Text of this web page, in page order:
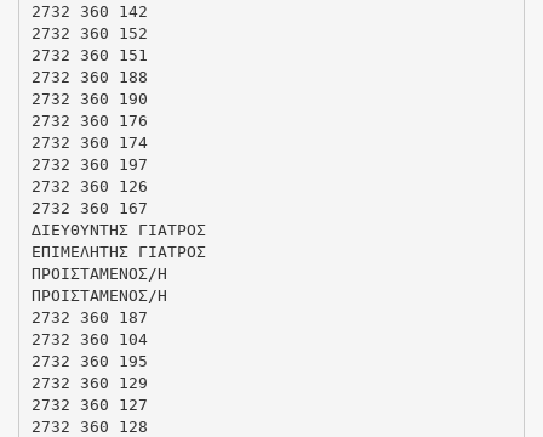
2732 360 142
2732 360 152
2732 360 151
2732 360 188
2732 360 190
2732 360 176
2732 360 174
2732 360 197
2732 360 126
2732 360 167
∆ΙΕΥΘΥΝΤΗΣ ΓΙΑΤΡΟΣ
ΕΠΙΜΕΛΗΤΗΣ ΓΙΑΤΡΟΣ
ΠΡΟΙΣΤΑΜΕΝΟΣ/Η
ΠΡΟΙΣΤΑΜΕΝΟΣ/Η
2732 360 187
2732 360 104
2732 360 195
2732 360 129
2732 360 127
2732 360 128